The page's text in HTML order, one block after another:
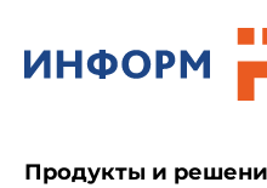
Продукты и